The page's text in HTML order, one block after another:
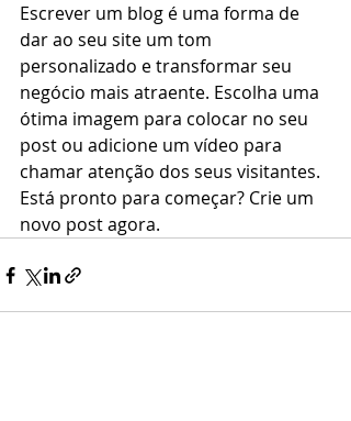
Escrever um blog é uma forma de
dar ao seu site um tom
personalizado e transformar seu
negócio mais atraente. Escolha uma
ótima imagem para colocar no seu
post ou adicione um vídeo para
chamar atenção dos seus visitantes.
Está pronto para começar? Crie um
novo post agora.